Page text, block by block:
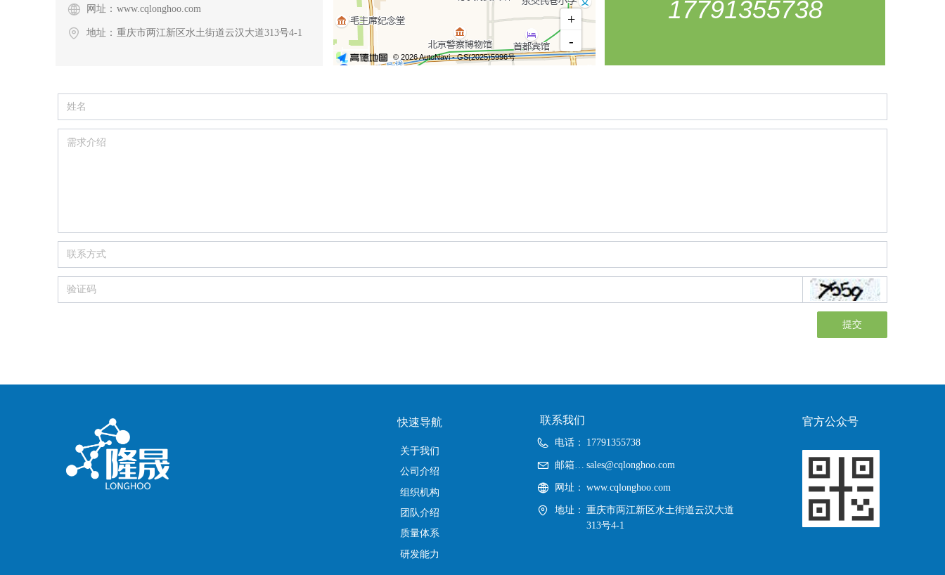
17791355738
网址： www.cqlonghoo.com
地址： 重庆市两江新区水土街道云汉大道313号4-1
提交
快速导航
关于我们
公司介绍
组织机构
团队介绍
质量体系
研发能力
电话： 17791355738
邮箱：sales@cqlonghoo.com sales@cqlonghoo.com
网址： www.cqlonghoo.com
地址： 重庆市两江新区水土街道云汉大道
313号4-1
联系我们 官方公众号